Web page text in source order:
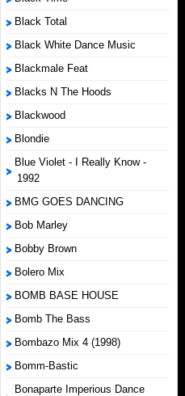
Black Total
Black White Dance Music
Blackmale Feat
Blacks N The Hoods
Blackwood
Blondie
Blue Violet - I Really Know -
1992
BMG GOES DANCING
Bob Marley
Bobby Brown
Bolero Mix
BOMB BASE HOUSE
Bomb The Bass
Bombazo Mix 4 (1998)
Bomm-Bastic
Bonaparte Imperious Dance